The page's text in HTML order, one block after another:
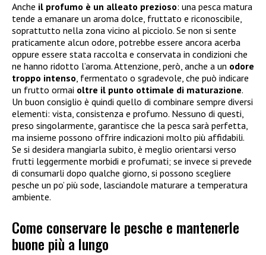
Anche il profumo è un alleato prezioso: una pesca matura
tende a emanare un aroma dolce, fruttato e riconoscibile,
soprattutto nella zona vicino al picciolo. Se non si sente
praticamente alcun odore, potrebbe essere ancora acerba
oppure essere stata raccolta e conservata in condizioni che
ne hanno ridotto l’aroma. Attenzione, però, anche a un odore
troppo intenso, fermentato o sgradevole, che può indicare
un frutto ormai oltre il punto ottimale di maturazione.
Un buon consiglio è quindi quello di combinare sempre diversi
elementi: vista, consistenza e profumo. Nessuno di questi,
preso singolarmente, garantisce che la pesca sarà perfetta,
ma insieme possono offrire indicazioni molto più affidabili.
Se si desidera mangiarla subito, è meglio orientarsi verso
frutti leggermente morbidi e profumati; se invece si prevede
di consumarli dopo qualche giorno, si possono scegliere
pesche un po’ più sode, lasciandole maturare a temperatura
ambiente.
Come conservare le pesche e mantenerle
buone più a lungo